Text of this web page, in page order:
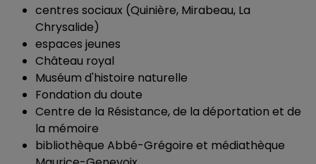
centres sociaux (Quinière, Mirabeau, La
Chrysalide)
espaces jeunes
Château royal
Muséum d'histoire naturelle
Fondation du doute
Centre de la Résistance, de la déportation et de
la mémoire
bibliothèque Abbé-Grégoire et médiathèque